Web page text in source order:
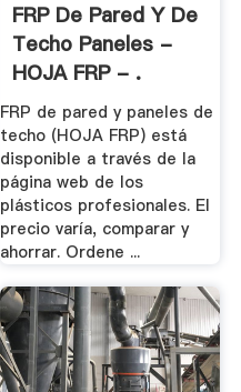
FRP De Pared Y De
Techo Paneles -
HOJA FRP - .
FRP de pared y paneles de
techo (HOJA FRP) está
disponible a través de la
página web de los
plásticos profesionales. El
precio varía, comparar y
ahorrar. Ordene ...